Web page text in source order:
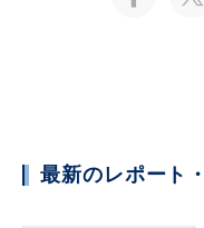
最新のレポート